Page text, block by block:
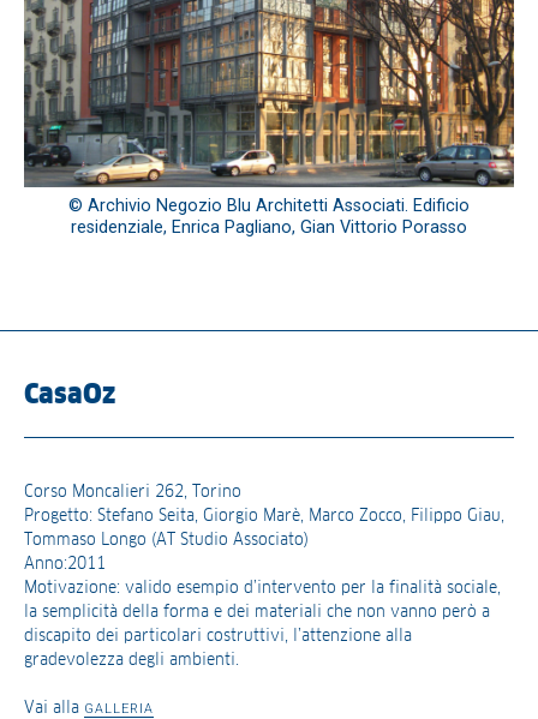
© Archivio Negozio Blu Architetti Associati. Edificio
residenziale, Enrica Pagliano, Gian Vittorio Porasso
CasaOz
Corso Moncalieri 262, Torino
Progetto: Stefano Seita, Giorgio Marè, Marco Zocco, Filippo Giau,
Tommaso Longo (AT Studio Associato)
Anno:2011
Motivazione: valido esempio d’intervento per la finalità sociale,
la semplicità della forma e dei materiali che non vanno però a
discapito dei particolari costruttivi, l’attenzione alla
gradevolezza degli ambienti.
Vai alla GALLERIA